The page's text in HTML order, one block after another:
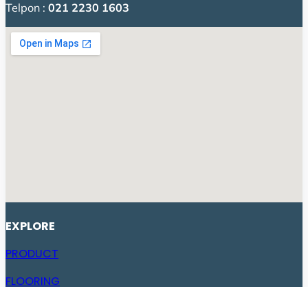
Telpon : 021 2230 1603
EXPLORE
PRODUCT
FLOORING